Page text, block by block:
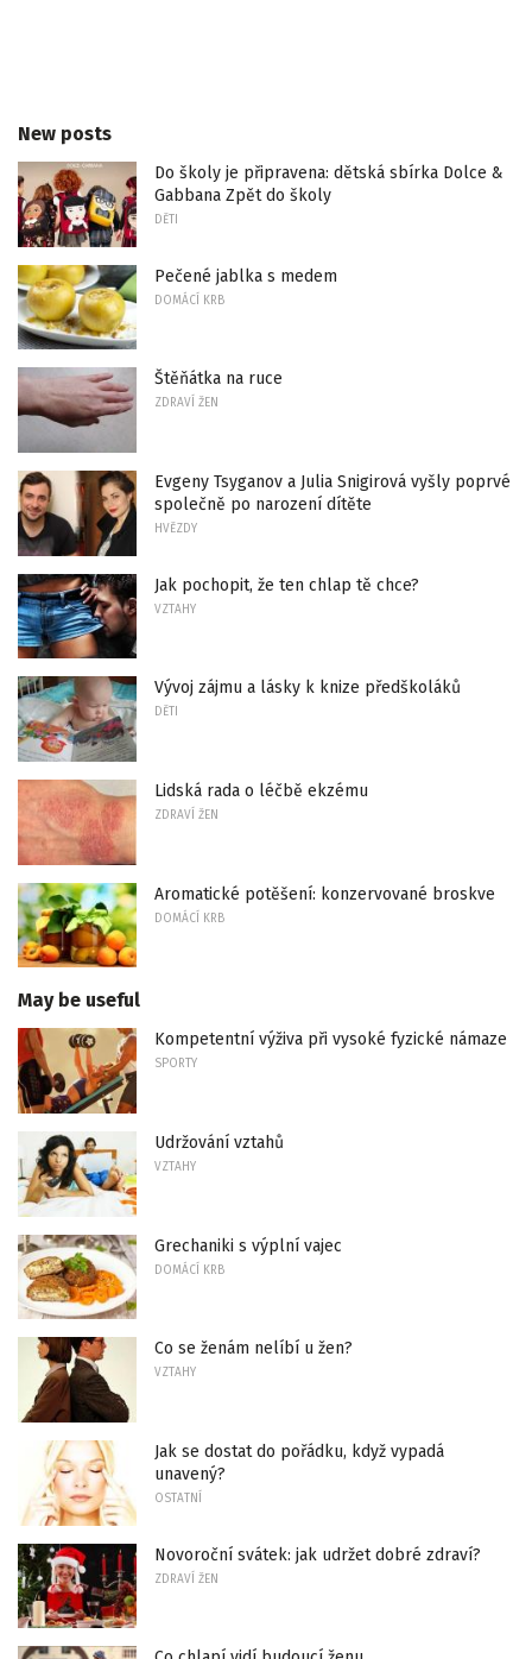
New posts
Do školy je připravena: dětská sbírka Dolce &
Gabbana Zpět do školy
DĚTI
Pečené jablka s medem
DOMÁCÍ KRB
Štěňátka na ruce
ZDRAVÍ ŽEN
Evgeny Tsyganov a Julia Snigirová vyšly poprvé
společně po narození dítěte
HVĚZDY
Jak pochopit, že ten chlap tě chce?
VZTAHY
Vývoj zájmu a lásky k knize předškoláků
DĚTI
Lidská rada o léčbě ekzému
ZDRAVÍ ŽEN
Aromatické potěšení: konzervované broskve
DOMÁCÍ KRB
May be useful
Kompetentní výživa při vysoké fyzické námaze
SPORTY
Udržování vztahů
VZTAHY
Grechaniki s výplní vajec
DOMÁCÍ KRB
Co se ženám nelíbí u žen?
VZTAHY
Jak se dostat do pořádku, když vypadá
unavený?
OSTATNÍ
Novoroční svátek: jak udržet dobré zdraví?
ZDRAVÍ ŽEN